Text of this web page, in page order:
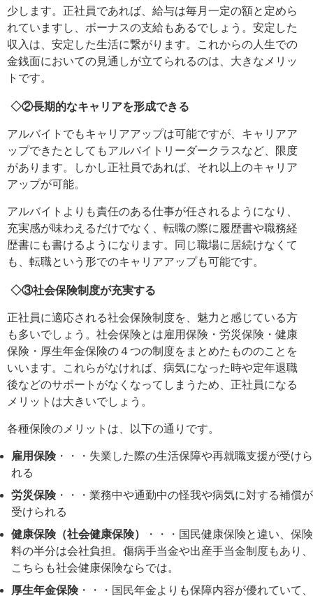
少します。正社員であれば、給与は毎月一定の額と定めら
れていますし、ボーナスの支給もあるでしょう。安定した
収入は、安定した生活に繋がります。これからの人生での
金銭面においての見通しが立てられるのは、大きなメリッ
トです。
◇②長期的なキャリアを形成できる
アルバイトでもキャリアアップは可能ですが、キャリアア
ップできたとしてもアルバイトリーダークラスなど、限度
があります。しかし正社員であれば、それ以上のキャリア
アップが可能。
アルバイトよりも責任のある仕事が任されるようになり、
充実感が味わえるだけでなく、転職の際に履歴書や職務経
歴書にも書けるようになります。同じ職場に居続けなくて
も、転職という形でのキャリアアップも可能です。
◇③社会保険制度が充実する
正社員に適応される社会保険制度を、魅力と感じている方
も多いでしょう。社会保険とは雇用保険・労災保険・健康
保険・厚生年金保険の４つの制度をまとめたもののことを
いいます。これらがなければ、病気になった時や定年退職
後などのサポートがなくなってしまうため、正社員になる
メリットは大きいでしょう。
各種保険のメリットは、以下の通りです。
雇用保険・・・失業した際の生活保障や再就職支援が受けら
れる
労災保険・・・業務中や通勤中の怪我や病気に対する補償が
受けられる
健康保険（社会健康保険）
・・・国民健康保険と違い、保険
料の半分は会社負担。傷病手当金や出産手当金制度もあり、
こちらも社会健康保険ならでは。
厚生年金保険・・・国民年金よりも保障内容が優れていて、